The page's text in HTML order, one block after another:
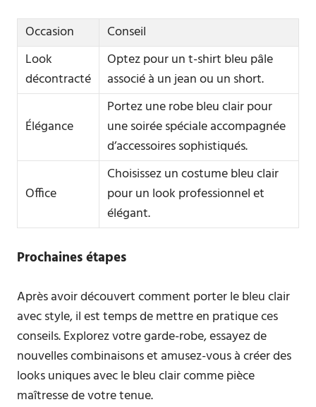
Occasion
Conseil
Look
décontracté
Optez pour un t-shirt bleu pâle
associé à un jean ou un short.
Élégance
Portez une robe bleu clair pour
une soirée spéciale accompagnée
d’accessoires sophistiqués.
Office
Choisissez un costume bleu clair
pour un look professionnel et
élégant.
Prochaines étapes
Après avoir découvert comment porter le bleu clair
avec style, il est temps de mettre en pratique ces
conseils. Explorez votre garde-robe, essayez de
nouvelles combinaisons et amusez-vous à créer des
looks uniques avec le bleu clair comme pièce
maîtresse de votre tenue.